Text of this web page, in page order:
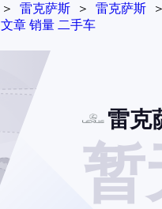
＞ 雷克萨斯 ＞ 雷克萨斯
文章 销量 二手车
雷克
暂